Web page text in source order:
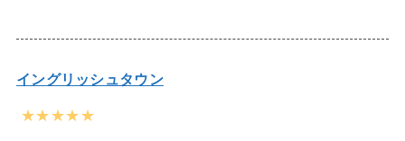
イングリッシュタウン
★★★★★